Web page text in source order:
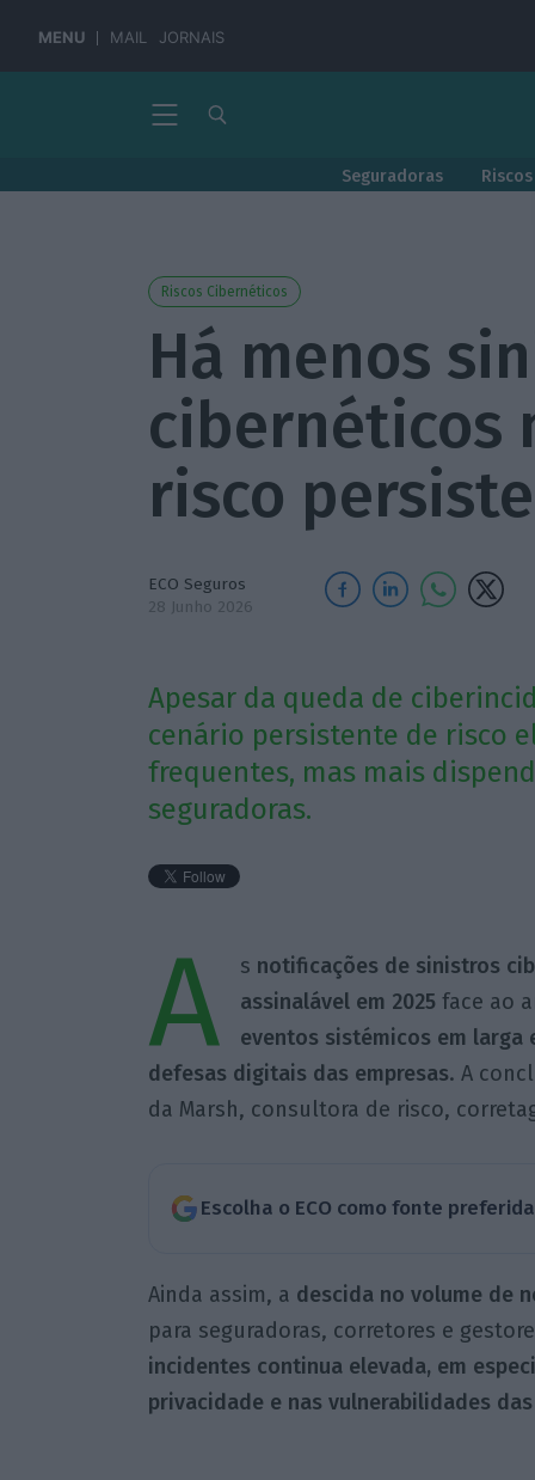
MENU MAIL JORNAIS
Seguradoras
Riscos Cibernéticos
Há menos
cibernéticos
risco
ECO Seguros
28 Junho 2026
Apesar da queda de
cenário persistente de risco
frequentes, mas mais
seguradoras.
A s notificações de sinistros
assinalável em 2025 face ao
eventos sistémicos em larga
defesas digitais das empresas. A
da Marsh, consultora de risco,
Escolha o ECO como fonte
Ainda assim, a descida no volume de
para seguradoras, corretores e
incidentes continua elevada, em
privacidade e nas vulnerabilidades